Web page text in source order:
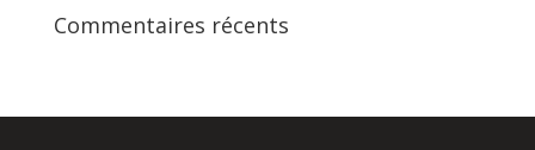
Commentaires récents